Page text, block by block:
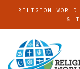
RELIGION
&